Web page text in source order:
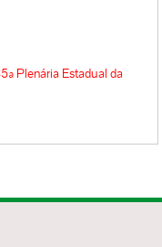
Plenária Estadual da